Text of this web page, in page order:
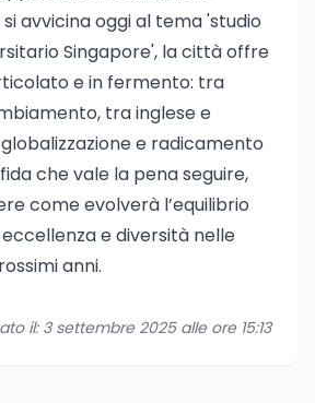
avvicina oggi al tema 'studio
Singapore', la città offre
e in fermento: tra
tra inglese e
e radicamento
che vale la pena seguire,
come evolverà l’equilibrio
e diversità nelle
anni.
il: 3 settembre 2025 alle ore 15:13